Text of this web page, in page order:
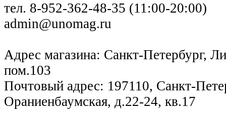
тел. 8-952-362-48-35 (11:00-20:00)
admin@unomag.ru
Адрес магазина: Санкт-Петербург,
пом.103
Почтовый адрес: 197110, Санкт-
Ораниенбаумская, д.22-24, кв.17